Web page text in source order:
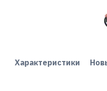
Характеристики